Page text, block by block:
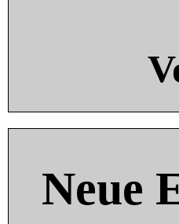
Neue